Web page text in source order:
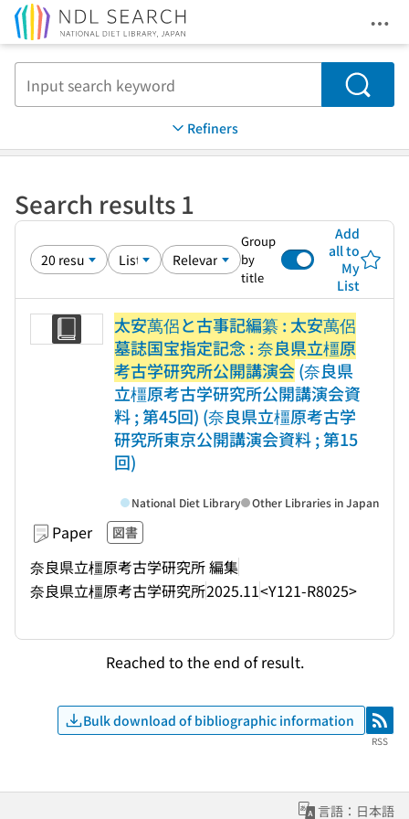
Search
Refiners
Search results 1
Group
by
title
Add
all to
My
List
太安萬侶と古事記編纂 : 太安萬侶
墓誌国宝指定記念 : 奈良県立橿原
考古学研究所公開講演会(奈良県
立橿原考古学研究所公開講演会資
料 ; 第45回) (奈良県立橿原考古学
研究所東京公開講演会資料 ; 第15
回)
Paper 図書
奈良県立橿原考古学研究所 編集
奈良県立橿原考古学研究所2025.11<Y121-R8025>
National Diet Library Other Libraries in Japan
Reached to the end of result.
Bulk download of bibliographic information RSS
RSS
言語：日本語